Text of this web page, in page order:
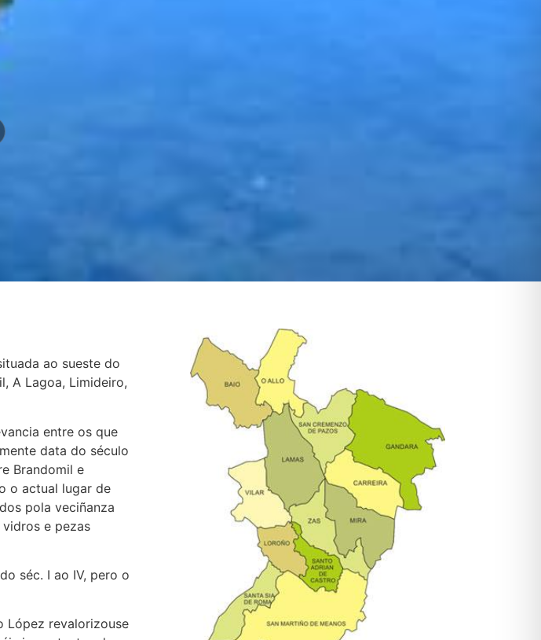
ao sueste do
A Lagoa, Limideiro,
entre os que
data do século
Brandomil e
o actual lugar de
pola veciñanza
e pezas
séc. I ao IV, pero o
López revalorizouse